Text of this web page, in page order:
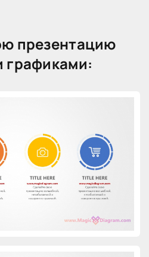
презентацию
графиками: